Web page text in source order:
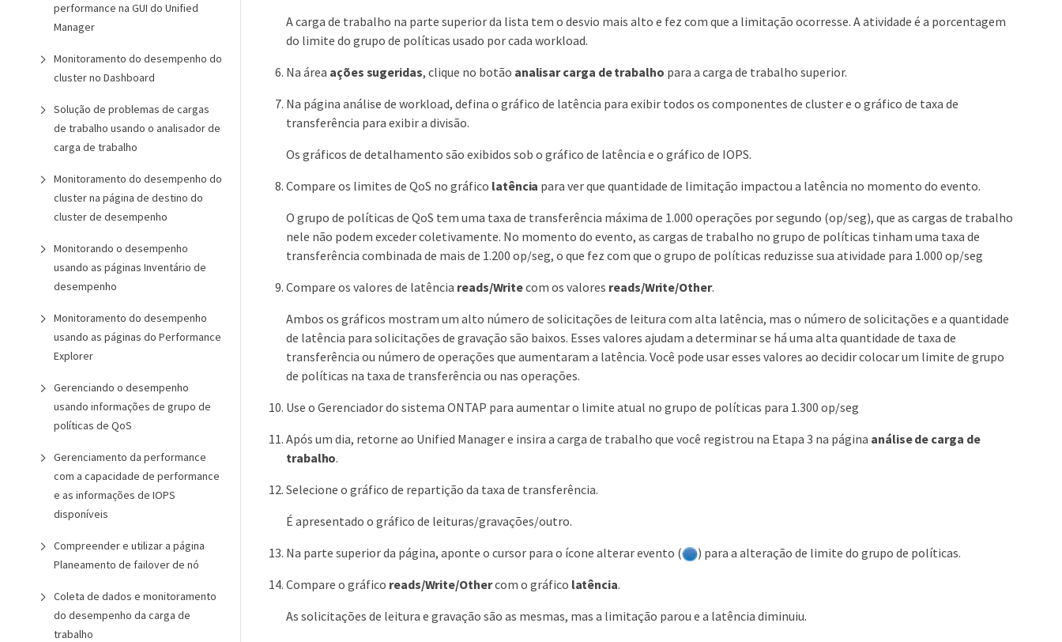
performance na GUI do Unified
Manager
Monitoramento do desempenho do
cluster no Dashboard
Solução de problemas de cargas
de trabalho usando o analisador de
carga de trabalho
Monitoramento do desempenho do
cluster na página de destino do
cluster de desempenho
Monitorando o desempenho
usando as páginas Inventário de
desempenho
Monitoramento do desempenho
usando as páginas do Performance
Explorer
Gerenciando o desempenho
usando informações de grupo de
políticas de QoS
Gerenciamento da performance
com a capacidade de performance
e as informações de IOPS
disponíveis
Compreender e utilizar a página
Planeamento de failover de nó
Coleta de dados e monitoramento
do desempenho da carga de
trabalho
A carga de trabalho na parte superior da lista tem o desvio mais alto e fez com que a limitação ocorresse. A atividade é a porcentagem
do limite do grupo de políticas usado por cada workload.
Na área ações sugeridas, clique no botão analisar carga de trabalho para a carga de trabalho superior.
Na página análise de workload, defina o gráfico de latência para exibir todos os componentes de cluster e o gráfico de taxa de
transferência para exibir a divisão.
Os gráficos de detalhamento são exibidos sob o gráfico de latência e o gráfico de IOPS.
Compare os limites de QoS no gráfico latência para ver que quantidade de limitação impactou a latência no momento do evento.
O grupo de políticas de QoS tem uma taxa de transferência máxima de 1.000 operações por segundo (op/seg), que as cargas de trabalho
nele não podem exceder coletivamente. No momento do evento, as cargas de trabalho no grupo de políticas tinham uma taxa de
transferência combinada de mais de 1.200 op/seg, o que fez com que o grupo de políticas reduzisse sua atividade para 1.000 op/seg
Compare os valores de latência reads/Writecom os valores reads/Write/Other.
Ambos os gráficos mostram um alto número de solicitações de leitura com alta latência, mas o número de solicitações e a quantidade
de latência para solicitações de gravação são baixos. Esses valores ajudam a determinar se há uma alta quantidade de taxa de
transferência ou número de operações que aumentaram a latência. Você pode usar esses valores ao decidir colocar um limite de grupo
de políticas na taxa de transferência ou nas operações.
Use o Gerenciador do sistema ONTAP para aumentar o limite atual no grupo de políticas para 1.300 op/seg
Após um dia, retorne ao Unified Manager e insira a carga de trabalho que você registrou na Etapa 3 na página análise de carga de
trabalho.
Selecione o gráfico de repartição da taxa de transferência.
É apresentado o gráfico de leituras/gravações/outro.
Na parte superior da página, aponte o cursor para o ícone alterar evento (
) para a alteração de limite do grupo de políticas.
Compare o gráfico reads/Write/Othercom o gráfico latência.
As solicitações de leitura e gravação são as mesmas, mas a limitação parou e a latência diminuiu.